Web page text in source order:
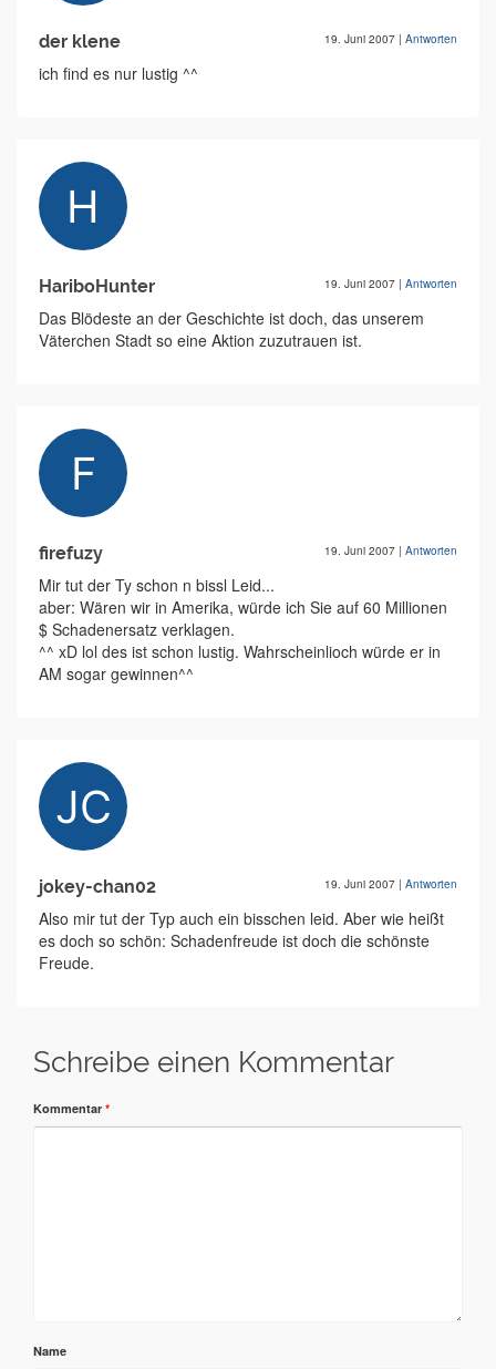
der klene 19. Juni 2007 | Antworten
ich find es nur lustig ^^
HariboHunter 19. Juni 2007 | Antworten
Das Blödeste an der Geschichte ist doch, das unserem
Väterchen Stadt so eine Aktion zuzutrauen ist.
firefuzy 19. Juni 2007 | Antworten
Mir tut der Ty schon n bissl Leid...
aber: Wären wir in Amerika, würde ich Sie auf 60 Millionen
$ Schadenersatz verklagen.
^^ xD lol des ist schon lustig. Wahrscheinlioch würde er in
AM sogar gewinnen^^
jokey-chan02 19. Juni 2007 | Antworten
Also mir tut der Typ auch ein bisschen leid. Aber wie heißt
es doch so schön: Schadenfreude ist doch die schönste
Freude.
Schreibe einen Kommentar
Kommentar *
Name